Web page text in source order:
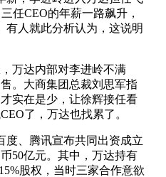
任CEO的年薪一路飙升，
有人就此分析认为，这说明
达内部对李进岭不满
。大商集团总裁刘思军指
实在是少，让徐辉接任看
了，万达也找累了。
、腾讯宣布共同出资成立
50亿元。其中，万达持有
股权，当时三家合作意欲